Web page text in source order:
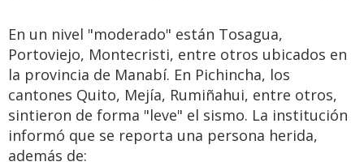
En un nivel "moderado" están Tosagua,
Portoviejo, Montecristi, entre otros ubicados en
la provincia de Manabí. En Pichincha, los
cantones Quito, Mejía, Rumiñahui, entre otros,
sintieron de forma "leve" el sismo. La institución
informó que se reporta una persona herida,
además de: